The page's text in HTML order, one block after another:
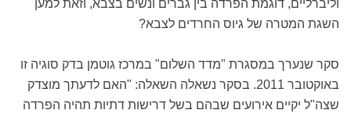
וליברליים, דוגמת הפרדה בין גברים ונשים בצבא, וזאת למען
השגת המטרה של גיוס החרדים לצבא?
סקר שנערך במסגרת "מדד השלום" במרכז גוטמן בדק סוגיה זו
באוקטובר 2011. בסקר נשאלה השאלה: "האם לדעתך מוצדק
שצה"ל יקיים אירועים שבהם בשל דרישות דתיות תהיה הפרדה